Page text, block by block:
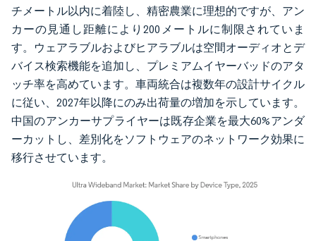
チメートル以内に着陸し、精密農業に理想的ですが、アン
カーの見通し距離により200メートルに制限されていま
す。ウェアラブルおよびヒアラブルは空間オーディオとデ
バイス検索機能を追加し、プレミアムイヤーバッドのアタ
ッチ率を高めています。車両統合は複数年の設計サイクル
に従い、2027年以降にのみ出荷量の増加を示しています。
中国のアンカーサプライヤーは既存企業を最大60%アンダ
ーカットし、差別化をソフトウェアのネットワーク効果に
移行させています。